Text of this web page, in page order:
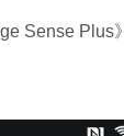
Sense Plus》